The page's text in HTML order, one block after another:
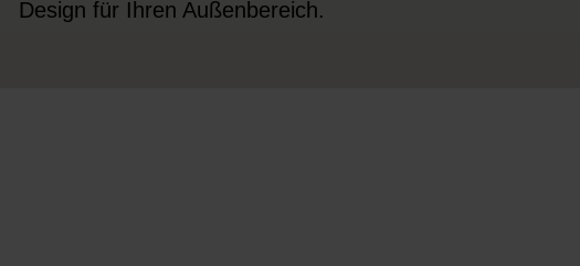
Design für Ihren Außenbereich.